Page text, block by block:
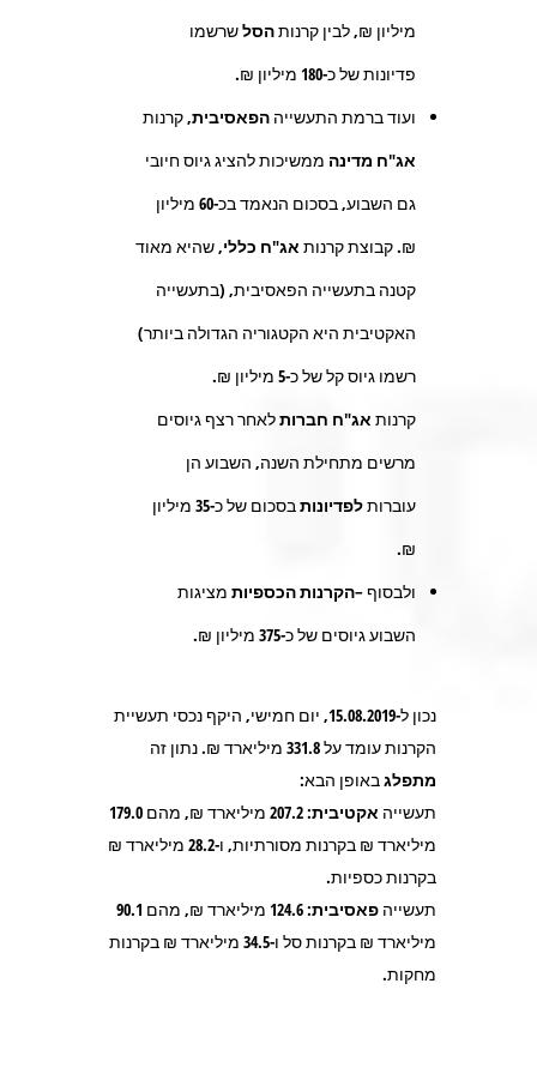
מיליון ₪, לבין קרנותהסלשרשמו
פדיונות של כ-180 מיליון ₪.
ועוד ברמת התעשייה הפאסיבית, קרנות
אג"ח מדינה ממשיכות להציג גיוס חיובי
גם השבוע, בסכום הנאמד בכ-60 מיליון
₪. קבוצת קרנות אג"ח כללי, שהיא מאוד
קטנה בתעשייה הפאסיבית, (בתעשייה
האקטיבית היא הקטגוריה הגדולה ביותר)
רשמו גיוס קל של כ-5 מיליון ₪.
קרנות אג"ח חברותלאחר רצף גיוסים
מרשים מתחילת השנה, השבוע הן
עוברותלפדיונותבסכום של כ-35 מיליון
₪.
ולבסוף –הקרנות הכספיות מציגות
השבוע גיוסים של כ-375 מיליון ₪.
נכון ל-15.08.2019, יום חמישי, היקף נכסי תעשיית
הקרנות עומד על331.8 מיליארד ₪. נתון זה
מתפלגבאופן הבא:
תעשייה אקטיבית:207.2 מיליארד ₪, מהם 179.0
מיליארד ₪ בקרנות מסורתיות, ו-28.2 מיליארד ₪
בקרנות כספיות.
תעשייה פאסיבית:124.6 מיליארד ₪, מהם 90.1
מיליארד ₪ בקרנות סל ו-34.5 מיליארד ₪ בקרנות
מחקות.